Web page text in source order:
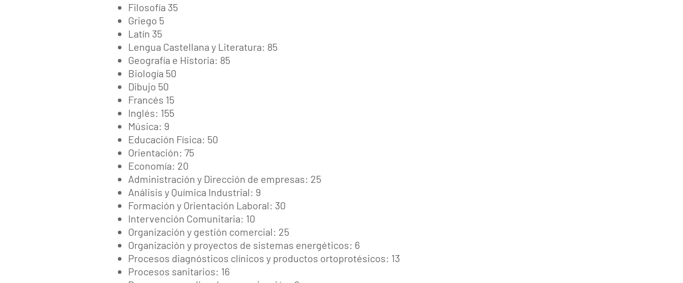
Filosofía 35
Griego 5
Latín 35
Lengua Castellana y Literatura: 85
Geografía e Historia: 85
Biología 50
Dibujo 50
Francés 15
Inglés: 155
Música: 9
Educación Física: 50
Orientación: 75
Economía: 20
Administración y Dirección de empresas: 25
Análisis y Química Industrial: 9
Formación y Orientación Laboral: 30
Intervención Comunitaria: 10
Organización y gestión comercial: 25
Organización y proyectos de sistemas energéticos: 6
Procesos diagnósticos clínicos y productos ortoprotésicos: 13
Procesos sanitarios: 16